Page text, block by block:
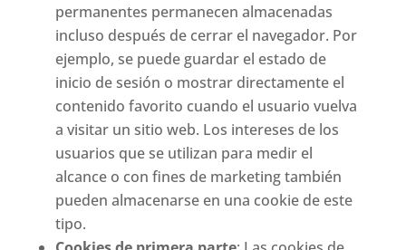
permanentes permanecen almacenadas
incluso después de cerrar el navegador. Por
ejemplo, se puede guardar el estado de
inicio de sesión o mostrar directamente el
contenido favorito cuando el usuario vuelva
a visitar un sitio web. Los intereses de los
usuarios que se utilizan para medir el
alcance o con fines de marketing también
pueden almacenarse en una cookie de este
tipo.